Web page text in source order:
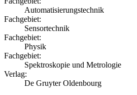
Automatisierungstechnik
Fachgebiet:
Sensortechnik
Fachgebiet:
Physik
Fachgebiet:
Spektroskopie und Metrologie
Verlag:
De Gruyter Oldenbourg